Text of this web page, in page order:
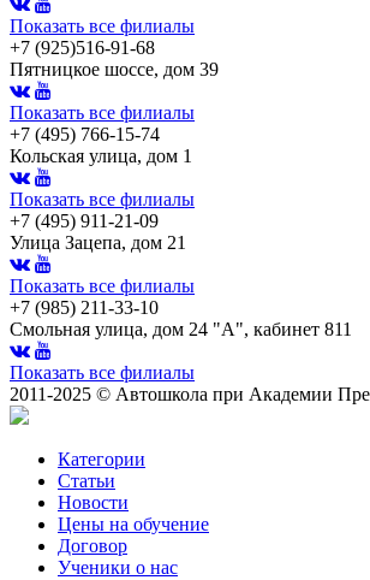
Показать все филиалы
+7 (925)516-91-68
Пятницкое шоссе, дом 39
Показать все филиалы
+7 (495) 766-15-74
Кольская улица, дом 1
Показать все филиалы
+7 (495) 911-21-09
Улица Зацепа, дом 21
Показать все филиалы
+7 (985) 211-33-10
Смольная улица, дом 24 "А", кабинет 811
Показать все филиалы
2011-2025 © Автошкола при Академии
Категории
Статьи
Новости
Цены на обучение
Договор
Ученики о нас